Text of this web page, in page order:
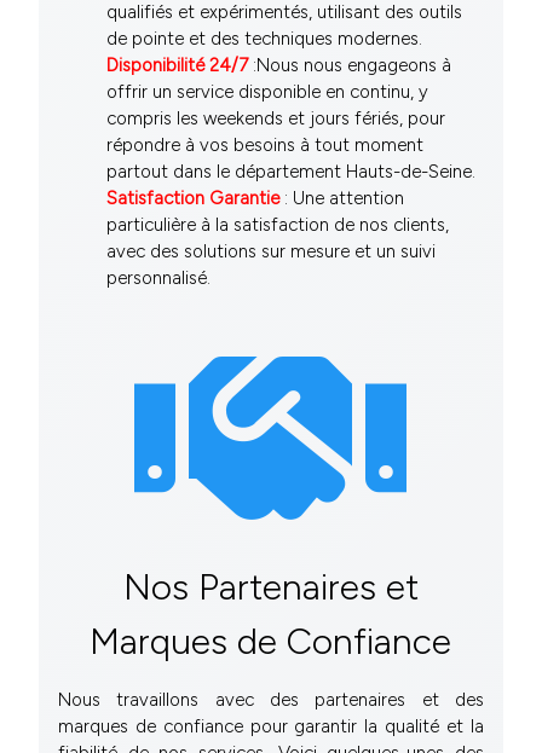
qualifiés et expérimentés, utilisant des outils
de pointe et des techniques modernes.
Disponibilité 24/7:Nous nous engageons à
offrir un service disponible en continu, y
compris les weekends et jours fériés, pour
répondre à vos besoins à tout moment
partout dans le département Hauts-de-Seine.
Satisfaction Garantie: Une attention
particulière à la satisfaction de nos clients,
avec des solutions sur mesure et un suivi
personnalisé.
Nos Partenaires et
Marques de Confiance
Nous travaillons avec des partenaires et des
marques de confiance pour garantir la qualité et la